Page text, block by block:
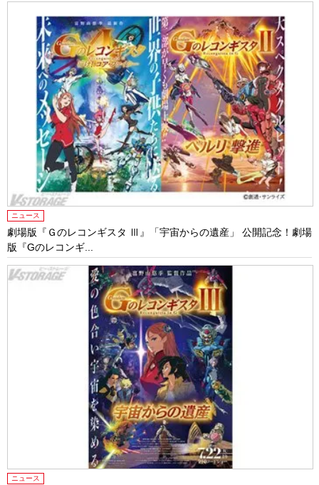
ニュース
劇場版『Ｇのレコンギスタ Ⅲ』「宇宙からの遺産」 公開記念！劇場
版『Gのレコンギ...
ニュース